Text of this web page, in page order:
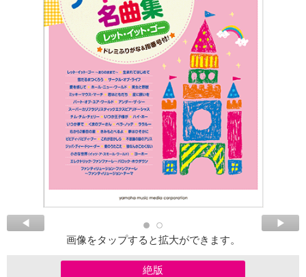
画像をタップすると拡大ができます。
絶版